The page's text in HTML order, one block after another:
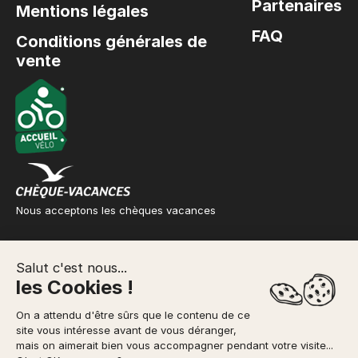
Mentions légales
Conditions générales de
vente
Partenaires
FAQ
Nous acceptons les chèques vacances
© Copyright 2026 FACE SUD – Site réalisé parInteraview
Salut c'est nous...
les Cookies !
On a attendu d'être sûrs que le contenu de ce
site vous intéresse avant de vous déranger,
mais on aimerait bien vous accompagner pendant votre visite...